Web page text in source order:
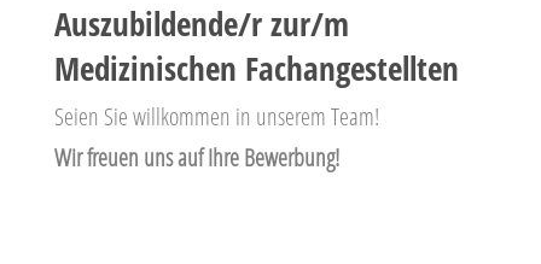
Auszubildende/r zur/m
Medizinischen Fachangestellten
Seien Sie willkommen in unserem Team!
Wir freuen uns auf Ihre Bewerbung!